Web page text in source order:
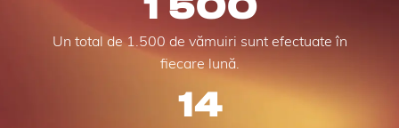
Un total de 1.500 de vămuiri sunt efectuate în
fiecare lună.
14